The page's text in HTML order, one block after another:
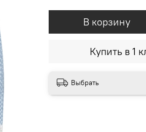
В корзину
Купить в 1
Выбрать